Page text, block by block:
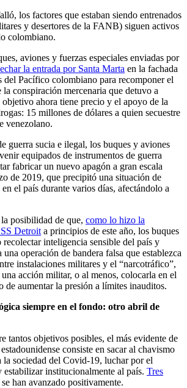
los factores que estaban siendo entrenados
y desertores de la FANB) siguen activos
colombiano.
aviones y fuerzas especiales enviadas por
la entrada por Santa Marta en la fachada
del Pacífico colombiano para recomponer el
conspiración mercenaria que detuvo a
ahora tiene precio y el apoyo de la
15 millones de dólares a quien secuestre
venezolano.
guerra sucia e ilegal, los buques y aviones
equipados de instrumentos de guerra
fabricar un nuevo apagón a gran escala
de 2019, que precipitó una situación de
el país durante varios días, afectándolo a
posibilidad de que, como lo hizo la
Detroit a principios de este año, los buques
inteligencia sensible del país y
operación de bandera falsa que establezca
instalaciones militares y el “narcotráfico”,
acción militar, o al menos, colocarla en el
de aumentar la presión a límites inauditos.
siempre en el fondo: otro abril de
tantos objetivos posibles, el más evidente de
consiste en sacar al chavismo
la sociedad del Covid-19, luchar por el
institucionalmente al país. Tres
han avanzado positivamente.